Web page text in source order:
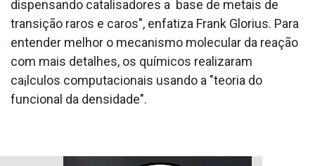
dispensando catalisadores a base de metais de
transição raros e caros", enfatiza Frank Glorius. Para
entender melhor o mecanismo molecular da reação
com mais detalhes, os químicos realizaram
ca¡lculos computacionais usando a "teoria do
funcional da densidade".